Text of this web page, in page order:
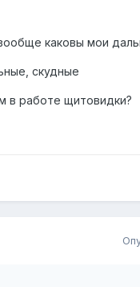
каковы мои
скудные
в работе щитовидки?